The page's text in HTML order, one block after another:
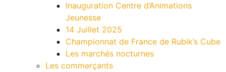
Inauguration Centre d’Animations
Jeunesse
14 Juillet 2025
Championnat de France de Rubik’s Cube
Les marchés nocturnes
Les commerçants